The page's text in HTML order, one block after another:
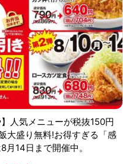
】人気メニューが税抜150円
大盛り無料!お得すぎる「感
月14日まで開催中。